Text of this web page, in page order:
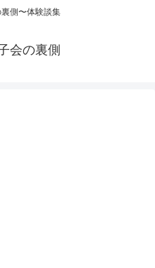
側〜体験談集
会の裏側